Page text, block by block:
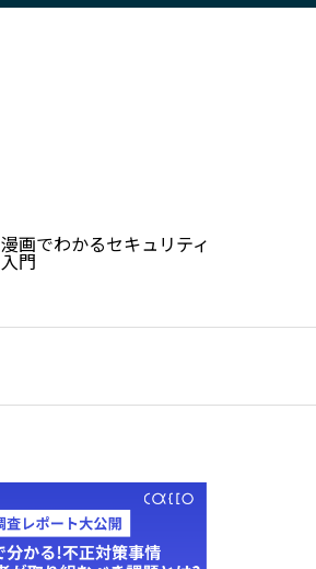
漫画でわかるセキュリティ
入門